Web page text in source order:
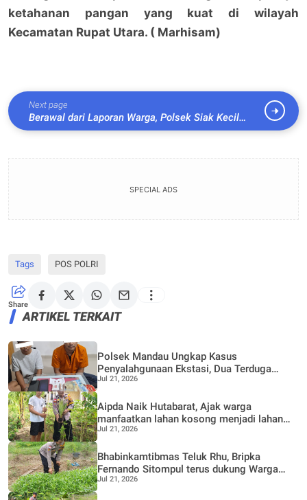
ketahanan pangan yang kuat di wilayah
Kecamatan Rupat Utara. ( Marhisam)
Next page
Berawal dari Laporan Warga, Polsek Siak Kecil
Ringkus Pengguna Sabu di Sungai Linau
SPECIAL ADS
Tags POS POLRI
Share
ARTIKEL TERKAIT
Polsek Mandau Ungkap Kasus
Penyalahgunaan Ekstasi, Dua Terduga
Diamankan Dukung Program P4GN
Jul 21, 2026
Aipda Naik Hutabarat, Ajak warga
manfaatkan lahan kosong menjadi lahan
Produktif, Perkebunan Nenas
Jul 21, 2026
Bhabinkamtibmas Teluk Rhu, Bripka
Fernando Sitompul terus dukung Warga
dalam pemanfaatan pekarangan Rumah
Jul 21, 2026